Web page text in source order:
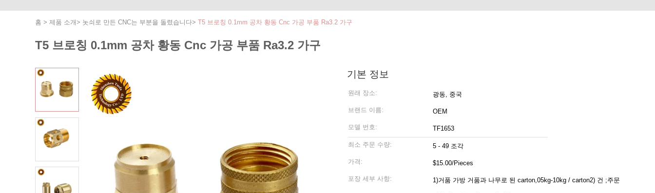
홈 > 제품 소개> 놋쇠로 만든 CNC는 부분을 돌렸습니다> T5 브로칭 0.1mm 공차 황동 Cnc 가공 부품 Ra3.2 가구
T5 브로칭 0.1mm 공차 황동 Cnc 가공 부품 Ra3.2 가구
기본 정보
원래 장소: 광동, 중국
브랜드 이름: OEM
모델 번호: TF1653
최소 주문 수량: 5 - 49 조각
가격: $15.00/Pieces
포장 세부 사항: 1)거품 가방 거품과 나무로 된 carton,05kg-10kg / carton2) 건 ;주문